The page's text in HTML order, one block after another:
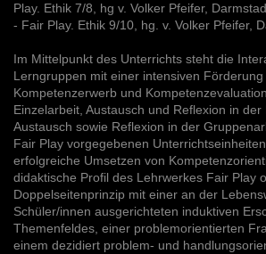
Play. Ethik 7/8, hg v. Volker Pfeifer,
- Fair Play. Ethik 9/10, hg. v. Volker Pfeifer,
Im Mittelpunkt des Unterrichts steht die
Lerngruppen mit einer intensiven Förderung
Kompetenzerwerb und
Einzelarbeit, Austausch und Reflexion in
Austausch sowie Reflexion in der
Fair Play vorgegebenen
erfolgreiche Umsetzen von
didaktische Profil des Lehrwerkes Fair Play
Doppelseitenprinzip mit einer an der
Schüler/innen ausgerichteten induktiven
Themenfeldes, einer problemorientierten
einem dezidiert problem- und